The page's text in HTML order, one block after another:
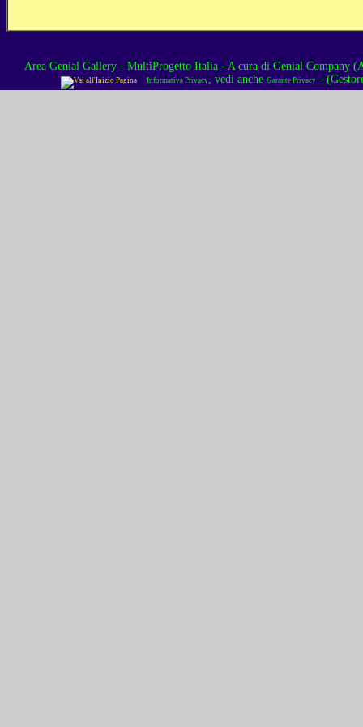
Area Genial Gallery - MultiProgetto Italia- A cura di Genial Company
Informativa Privacy, vedi anche Garante Privacy -